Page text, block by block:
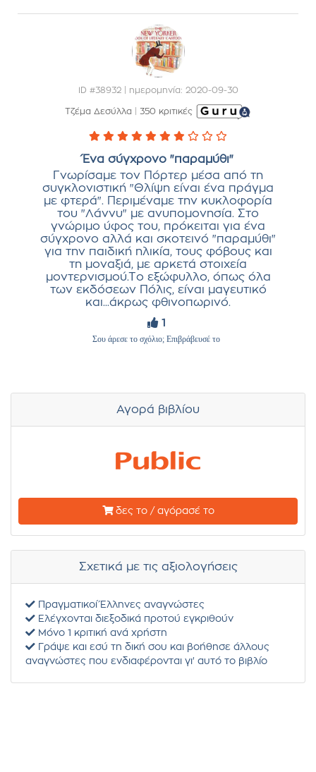
ID #38932 | ημερομηνία: 2020-09-30
Τζέμα Δεσύλλα 350 κριτικές
Ένα σύγχρονο "παραμύθι"
Γνωρίσαμε τον Πόρτερ μέσα από τη
συγκλονιστική "Θλίψη είναι ένα πράγμα
με φτερά". Περιμέναμε την κυκλοφορία
του "Λάννυ" με ανυπομονησία. Στο
γνώριμο ύφος του, πρόκειται για ένα
σύγχρονο αλλά και σκοτεινό "παραμύθι"
για την παιδική ηλικία, τους φόβους και
τη μοναξιά, με αρκετά στοιχεία
μοντερνισμού.Το εξώφυλλο, όπως όλα
των εκδόσεων Πόλις, είναι μαγευτικό
και...άκρως φθινοπωρινό.
1
Σου άρεσε το σχόλιο; Επιβράβευσέ το
Αγορά βιβλίου
δες το / αγόρασέ το
Σχετικά με τις αξιολογήσεις
Πραγματικοί Έλληνες αναγνώστες
Ελέγχονται διεξοδικά προτού εγκριθούν
Μόνο 1 κριτική ανά χρήστη
Γράψε και εσύ τη δική σου και βοήθησε άλλους
αναγνώστες που ενδιαφέρονται γι' αυτό το βιβλίο